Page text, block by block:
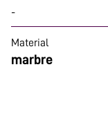
-
Material
marbre